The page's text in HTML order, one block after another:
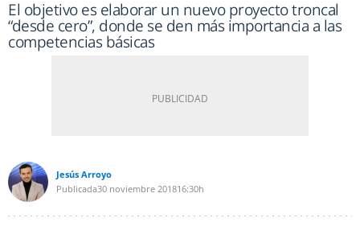
El objetivo es elaborar un nuevo proyecto troncal
“desde cero”, donde se den más importancia a las
competencias básicas
Jesús Arroyo
Publicada30 noviembre 201816:30h